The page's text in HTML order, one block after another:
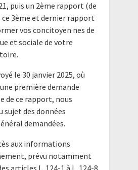
puis un 2ème rapport (de
3ème et dernier rapport
vos concitoyen·nes de
et sociale de votre
le 30 janvier 2025, où
première demande
de ce rapport, nous
sujet des données
demandées.
aux informations
prévu notamment